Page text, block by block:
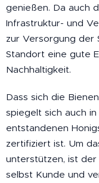
genießen. Da auch
Infrastruktur- und
zur Versorgung der
Standort eine gute
Nachhaltigkeit.
Dass sich die
spiegelt sich auch
entstandenen
zertifiziert ist. Um
unterstützen, ist
selbst Kunde und